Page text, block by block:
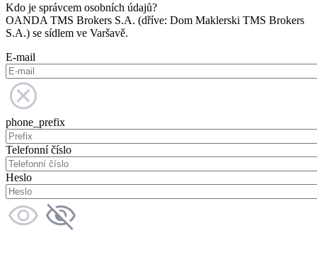
Kdo je správcem osobních údajů?
OANDA TMS Brokers S.A. (dříve: Dom Maklerski TMS Brokers
S.A.) se sídlem ve Varšavě.
E-mail
phone_prefix
Telefonní číslo
Heslo